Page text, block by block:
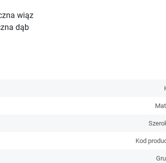
wiąz
dąb
Kod